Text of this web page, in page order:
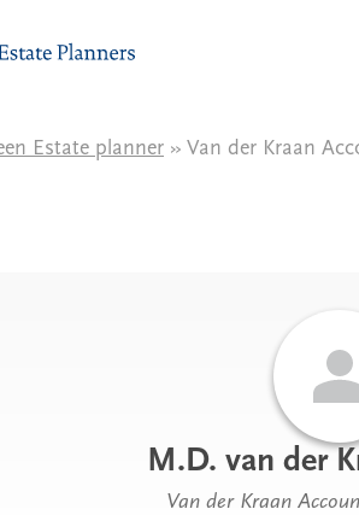
Estate planner » Van der Kraan
M.D. van der
Van der Kraan